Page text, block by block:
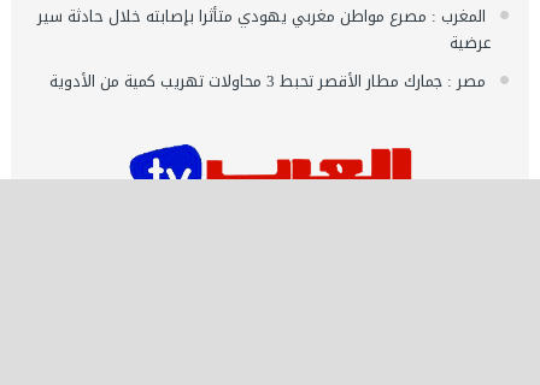
المغرب : مصرع مواطن مغربي يهودي متأثرا بإصابته خلال حادثة سير
عرضية
مصر : جمارك مطار الأقصر تحبط 3 محاولات تهريب كمية من الأدوية